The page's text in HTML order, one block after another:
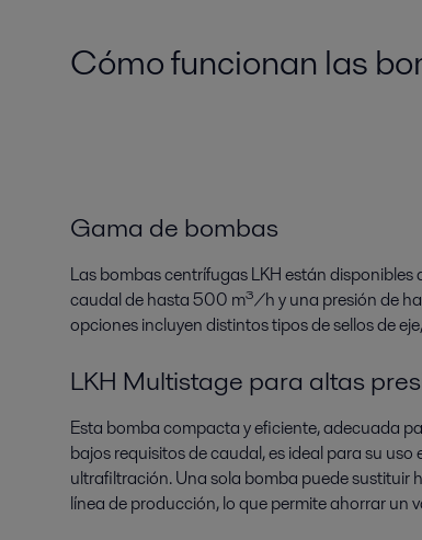
Cómo funcionan las
Gama de bombas
Las bombas centrífugas LKH están
caudal de hasta 500 m³/h y una presión de
opciones incluyen distintos tipos de sellos de
LKH Multistage para altas
Esta bomba compacta y eficiente, adecuada
bajos requisitos de caudal, es ideal para su uso
ultrafiltración. Una sola bomba puede sustituir
línea de producción, lo que permite ahorrar un